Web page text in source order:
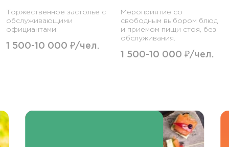
Торжественное застолье с
обслуживающими
официантами.
1 500-10 000 ₽/чел.
Мероприятие со
свободным выбором блюд
и приемом пищи стоя, без
обслуживания.
1 500-10 000 ₽/чел.